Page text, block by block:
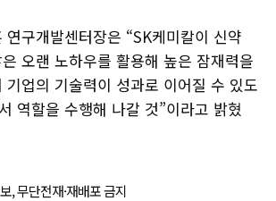
구개발센터장은 “SK케미칼이 신약
오랜 노하우를 활용해 높은 잠재력을
기업의 기술력이 성과로 이어질 수 있도
역할을 수행해 나갈 것”이라고 밝혔
무단전재·재배포 금지